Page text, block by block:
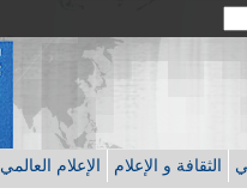
الثقافة و الإعلام الإعلام العالمي